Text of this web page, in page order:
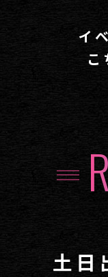
イ
こ
土